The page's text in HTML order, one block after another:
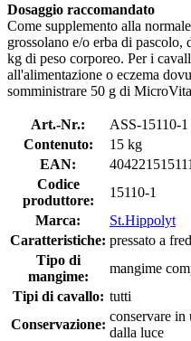
Dosaggio raccomandato
Come supplemento alla
grossolano e/o erba di
kg di peso corporeo. Per i
all'alimentazione o eczema
somministrare 50 g di
Art.-Nr.:
ASS-15110-1
Contenuto:
15 kg
EAN:
Codice
produttore:
15110-1
Marca:
St.Hippolyt
Caratteristiche: pressato a
Tipo di
mangime:
mangime
Tipi di cavallo: tutti
Conservazione:
conservare in
dalla luce